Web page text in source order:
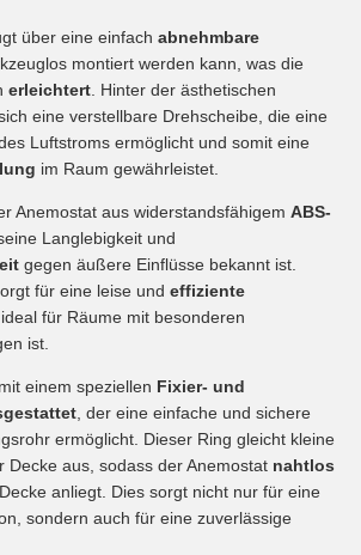
über eine einfach abnehmbare
montiert werden kann, was die
erleichtert . Hinter der ästhetischen
eine verstellbare Drehscheibe, die eine
Luftstroms ermöglicht und somit eine
im Raum gewährleistet.
Anemostat aus widerstandsfähigem ABS-
Langlebigkeit und
gegen äußere Einflüsse bekannt ist.
für eine leise und effiziente
ideal für Räume mit besonderen
ist.
einem speziellen Fixier- und
, der eine einfache und sichere
ermöglicht. Dieser Ring gleicht kleine
Decke aus, sodass der Anemostat nahtlos
anliegt. Dies sorgt nicht nur für eine
sondern auch für eine zuverlässige